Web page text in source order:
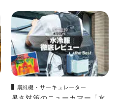
扇風機・サーキュレーター